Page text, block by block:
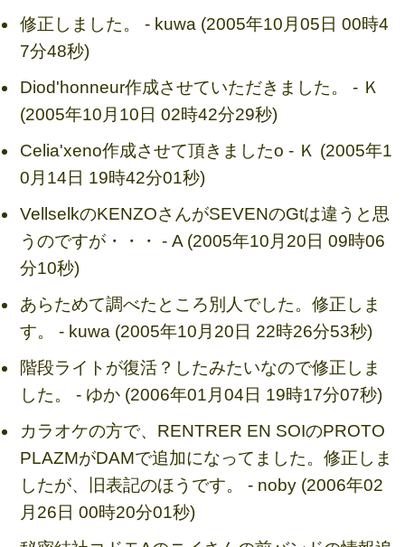
修正しました。 - kuwa (2005年10月05日 00時4
7分48秒)
Diod'honneur作成させていただきました。 - Ｋ
(2005年10月10日 02時42分29秒)
Celia'xeno作成させて頂きましたo - Ｋ (2005年1
0月14日 19時42分01秒)
VellselkのKENZOさんがSEVENのGtは違うと思
うのですが・・・ - A (2005年10月20日 09時06
分10秒)
あらためて調べたところ別人でした。修正しま
す。 - kuwa (2005年10月20日 22時26分53秒)
階段ライトが復活？したみたいなので修正しま
した。 - ゆか (2006年01月04日 19時17分07秒)
カラオケの方で、RENTRER EN SOIのPROTO
PLAZMがDAMで追加になってました。修正しま
したが、旧表記のほうです。 - noby (2006年02
月26日 00時20分01秒)